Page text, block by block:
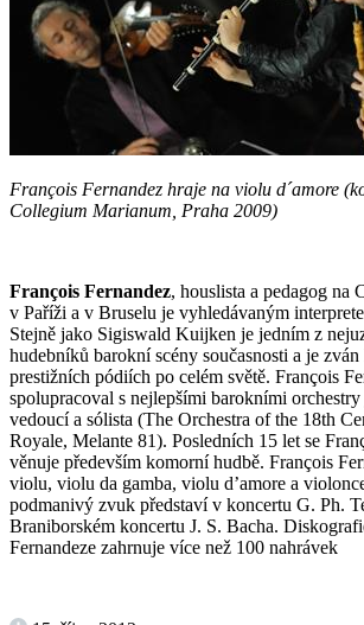
François Fernandez hraje na violu d´amore
Collegium Marianum, Praha 2009)
François Fernandez, houslista a pedagog na
v Paříži a v Bruselu je vyhledávaným
Stejně jako Sigiswald Kuijken je jedním z
hudebníků barokní scény současnosti a je zván
prestižních pódiích po celém světě. François
spolupracoval s nejlepšími barokními
vedoucí a sólista (The Orchestra of the 18th
Royale, Melante 81). Posledních 15 let se
věnuje především komorní hudbě. François
violu, violu da gamba, violu d’amore a
podmanivý zvuk představí v koncertu G. Ph.
Braniborském koncertu J. S. Bacha.
Fernandeze zahrnuje více než 100 nahrávek